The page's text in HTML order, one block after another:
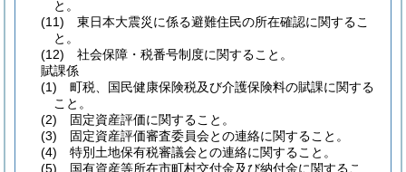
と。
(11) 東日本大震災に係る避難住民の所在確認に関するこ
と。
(12) 社会保障・税番号制度に関すること。
賦課係
(1) 町税、国民健康保険税及び介護保険料の賦課に関する
こと。
(2) 固定資産評価に関すること。
(3) 固定資産評価審査委員会との連絡に関すること。
(4) 特別土地保有税審議会との連絡に関すること。
(5) 国有資産等所在市町村交付金及び納付金に関するこ